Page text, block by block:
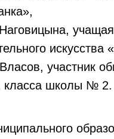
участник
класса школы № 2.